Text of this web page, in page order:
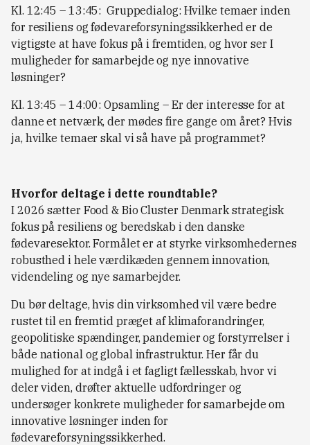
Kl. 12:45 – 13:45: Gruppedialog: Hvilke temaer inden
for resiliens og fødevareforsyningssikkerhed er de
vigtigste at have fokus på i fremtiden, og hvor ser I
muligheder for samarbejde og nye innovative
løsninger?
Kl. 13:45 – 14:00: Opsamling – Er der interesse for at
danne et netværk, der mødes fire gange om året? Hvis
ja, hvilke temaer skal vi så have på programmet?
Hvorfor deltage i dette roundtable?
I 2026 sætter Food & Bio Cluster Denmark strategisk
fokus på resiliens og beredskab i den danske
fødevaresektor. Formålet er at styrke virksomhedernes
robusthed i hele værdikæden gennem innovation,
videndeling og nye samarbejder.
Du bør deltage, hvis din virksomhed vil være bedre
rustet til en fremtid præget af klimaforandringer,
geopolitiske spændinger, pandemier og forstyrrelser i
både national og global infrastruktur. Her får du
mulighed for at indgå i et fagligt fællesskab, hvor vi
deler viden, drøfter aktuelle udfordringer og
undersøger konkrete muligheder for samarbejde om
innovative løsninger inden for
fødevareforsyningssikkerhed.